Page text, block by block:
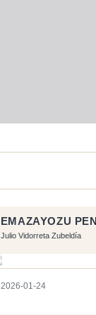
EMAZAYOZU
Julio Vidorreta Zubeldía
2026-01-24